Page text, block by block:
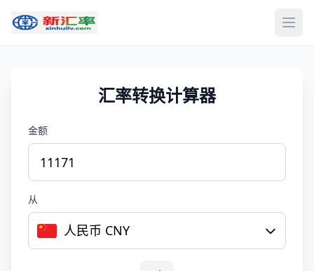
打开
汇率转换计算器
金额
从
人民币 CNY